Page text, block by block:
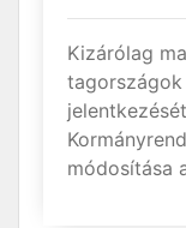
Kizárólag
módosítása